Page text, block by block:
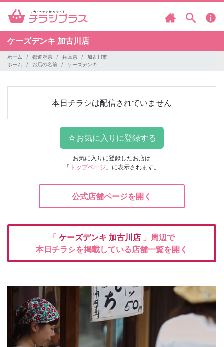
ケーズデンキ 加古川店
ホーム 都道府県 兵庫県
加古川市
ホーム
お店の名前 ケーズデンキ
本日チラシは配信されていません
お気に入りに登録したお店は
「 トップページ 」に表示されます。
公式店舗ページを開く
「 ケーズデンキ 加古川店 」周辺で
本日チラシを掲載している店舗一覧を開く